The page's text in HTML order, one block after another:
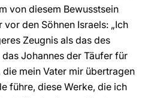
von diesem Bewusstsein
den Söhnen Israels: „Ich
Zeugnis als das des
Johannes der Täufer für
mein Vater mir übertragen
führe, diese Werke, die ich